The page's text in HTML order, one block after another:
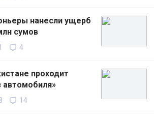
нанесли ущерб
сумов
4
проходит
автомобиля»
14